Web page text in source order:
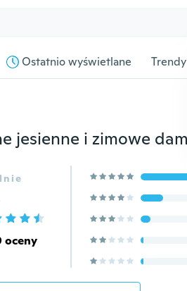
Ostatnio wyświetlane Trendy
oceny